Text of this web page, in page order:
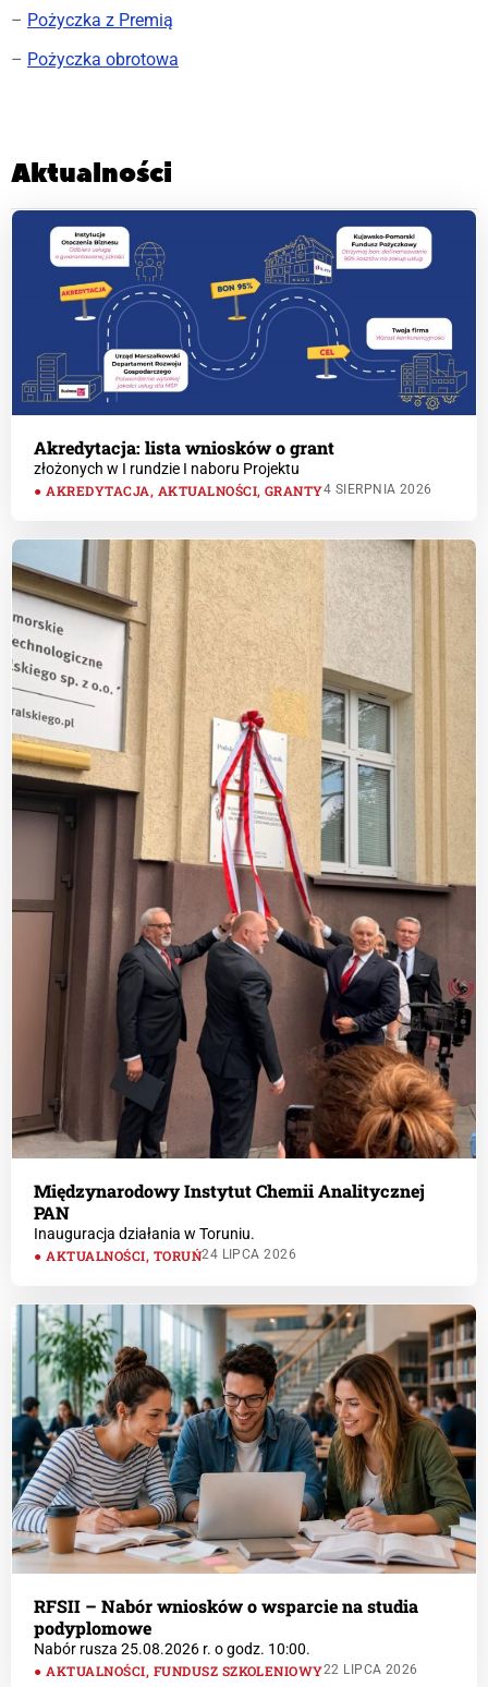
– Pożyczka z Premią
– Pożyczka obrotowa
Aktualności
Akredytacja: lista wniosków o grant
złożonych w I rundzie I naboru Projektu
AKREDYTACJA, AKTUALNOŚCI, GRANTY4 SIERPNIA 2026
Międzynarodowy Instytut Chemii Analitycznej
PAN
Inauguracja działania w Toruniu.
AKTUALNOŚCI, TORUŃ24 LIPCA 2026
RFSII – Nabór wniosków o wsparcie na studia
podyplomowe
Nabór rusza 25.08.2026 r. o godz. 10:00.
AKTUALNOŚCI, FUNDUSZ SZKOLENIOWY22 LIPCA 2026